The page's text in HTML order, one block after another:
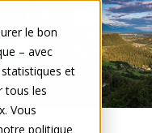
le bon
– avec
et
tous les
Vous
politique